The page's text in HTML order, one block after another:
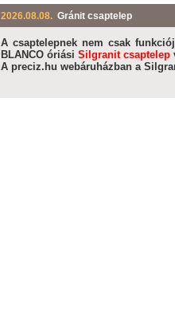
2026.08.08. Gránit csaptelep
A csaptelepnek nem csak
BLANCO óriási Silgranit csaptelep
A preciz.hu webáruházban a